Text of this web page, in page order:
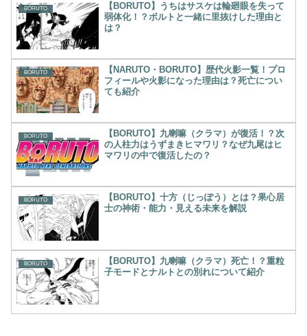
BORUTO
【BORUTO】うちはサスケは輪廻眼を失って
弱体化！？ボルトと一緒に里抜けした理由と
は？
BORUTO
【NARUTO・BORUTO】歴代火影一覧！プロ
フィールや火影になった理由は？死亡につい
ても紹介
BORUTO
【BORUTO】九喇嘛（クラマ）が復活！？次
の人柱力はうずまきヒマワリ？なぜ九尾はヒ
マワリの中で復活したの？
BORUTO
【BORUTO】十方（じっぽう）とは？果心居
士の神術・能力・見える未来を解説
BORUTO
【BORUTO】九喇嘛（クラマ）死亡！？重粒
子モードとナルトとの別れについて紹介